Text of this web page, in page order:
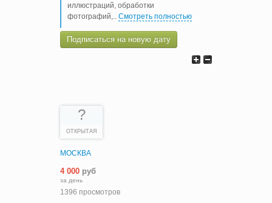
иллюстраций, обработки
фотографий,
Смотреть полностью
Подписаться на новую дату
?
ОТКРЫТАЯ
МОСКВА
4 000 руб
за день
1396 просмотров